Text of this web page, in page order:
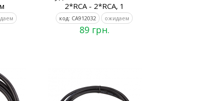
2*RCA - 2*RCA, 1
код: CA912032 ожидаем
89 грн.